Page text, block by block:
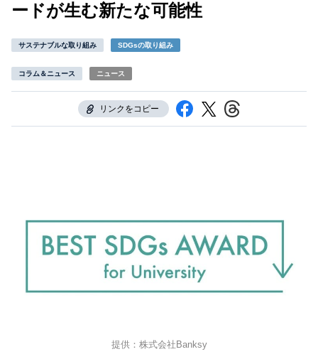
ードが生む新たな可能性
サステナブルな取り組み SDGsの取り組み
コラム＆ニュース ニュース
リンクをコピー
提供：株式会社Banksy